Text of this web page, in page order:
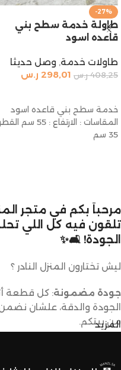
-27%
طاولة خدمة سطح بني
قاعده اسود
طاولات خدمة, وصل حديثا
408,25 ر.س 298,01 ر.س
خدمة سطح بني قاعده اسود
المقاسات : الارتفاع : 55 سم
35 سم
مرحباً بكم في متجر
تلقون فيه كل اللي
الجودة! 🛋️✨
ليش تختارون المنزل النادر ؟
جودة مضمونة: كل قطعة
الجودة والدقة، علشان
من بيتكم.
الأذواق والديكورات. ما راح
المزيد